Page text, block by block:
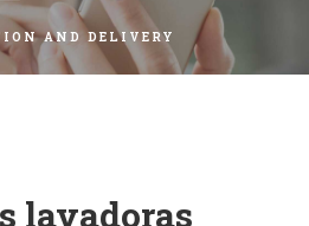
AND DELIVERY
lavadoras